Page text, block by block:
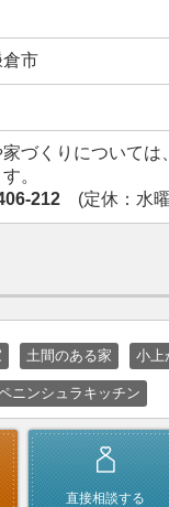
市
づくりについて
。
212 (定休：水
土間のある家 小上
ニンシュラキッチン
直接相談する